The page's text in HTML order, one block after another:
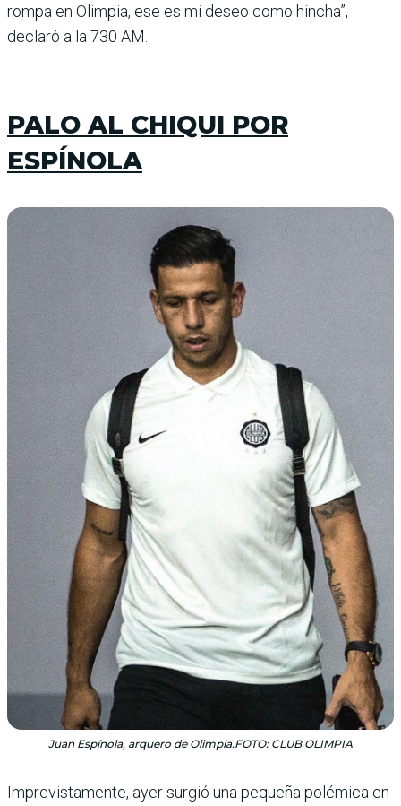
rompa en Olimpia, ese es mi deseo como hincha”,
declaró a la 730 AM.
PALO AL CHIQUI POR
ESPÍNOLA
Juan Espínola, arquero de Olimpia.FOTO: CLUB OLIMPIA
Imprevistamente, ayer surgió una pequeña polémica en